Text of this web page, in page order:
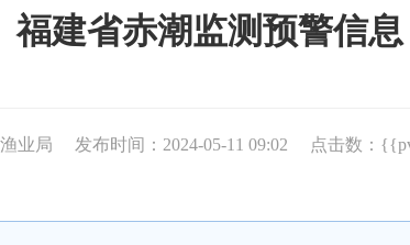
福建省赤潮监测预警信
业局 发布时间：2024-05-11 09:02 点击数：